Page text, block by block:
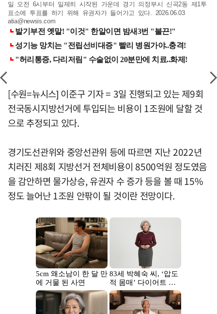
일 오전 6시부터 일제히 시작된 가운데 경기 의정부시 신곡2동 제1투
표소에 투표를 하기 위해 유권자가 들어가고 있다. 2026.06.03
atia@newsis.com
[수원=뉴시스] 이준구 기자 = 3일 진행되고 있는 제9회
전국동시지방선거에 투입되는 비용이 1조원에 달할 것
으로 추정되고 있다.
경기도선관위와 중앙선관위 등에 따르면 지난 2022년
치러진 제8회 지방선거 전체비용이 8500억원 정도였음
을 감안하면 물가상승, 유권자 수 증가 등을 볼 때 15%
정도 늘어난 1조원 안팎이 될 것이란 전망이다.